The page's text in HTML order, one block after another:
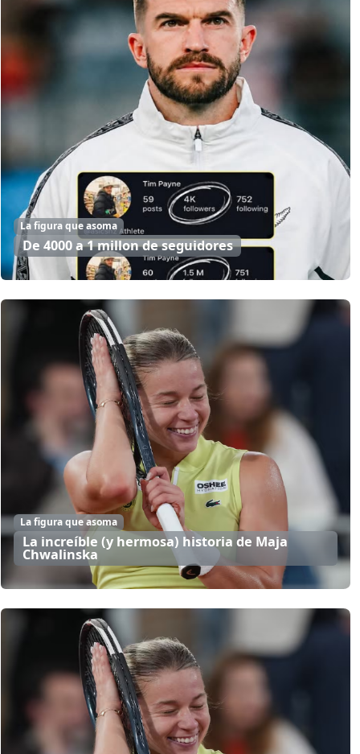
La figura que asoma
De 4000 a 1 millon de seguidores
La figura que asoma
La increíble (y hermosa) historia de Maja
Chwalinska